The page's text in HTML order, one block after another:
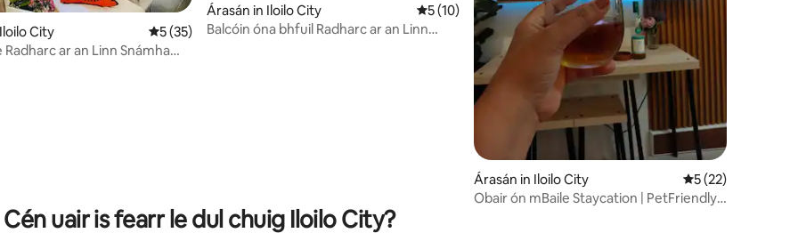
City Meánrátáil 5 as 5, 35 léirmheas
5 (35)
Radharc ar an Linn Snámha
Árasán in Iloilo City Meánrátáil 5 as 5, 10 léirmheas
5 (10)
Balcóin óna bhfuil Radharc ar an Linn
Árasán in Iloilo City Meánrátáil 5 as 5,
5 (22)
Obair ón mBaile Staycation | PetFriendly |
Cén uair is fearr le dul chuig Iloilo City?